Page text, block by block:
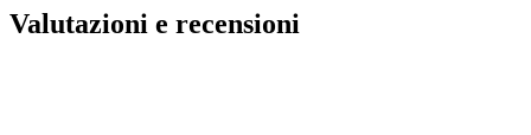
Valutazioni e recensioni